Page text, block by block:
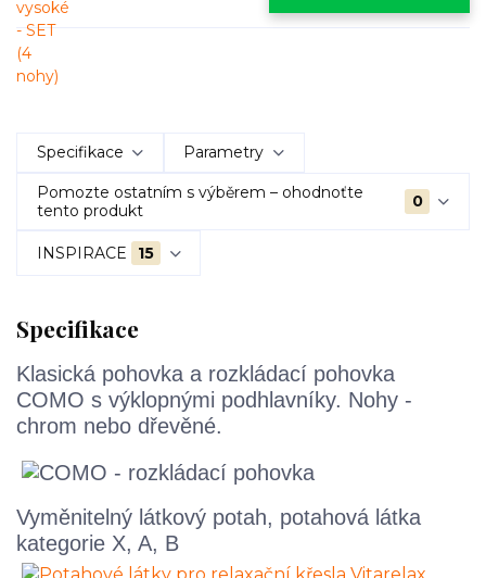
Specifikace Parametry
Pomozte ostatním s výběrem – ohodnoťte
tento produkt
0
INSPIRACE 15
Specifikace
Klasická pohovka a rozkládací pohovka
COMO s výklopnými podhlavníky. Nohy -
chrom nebo dřevěné.
Vyměnitelný látkový potah, potahová látka
kategorie X, A, B